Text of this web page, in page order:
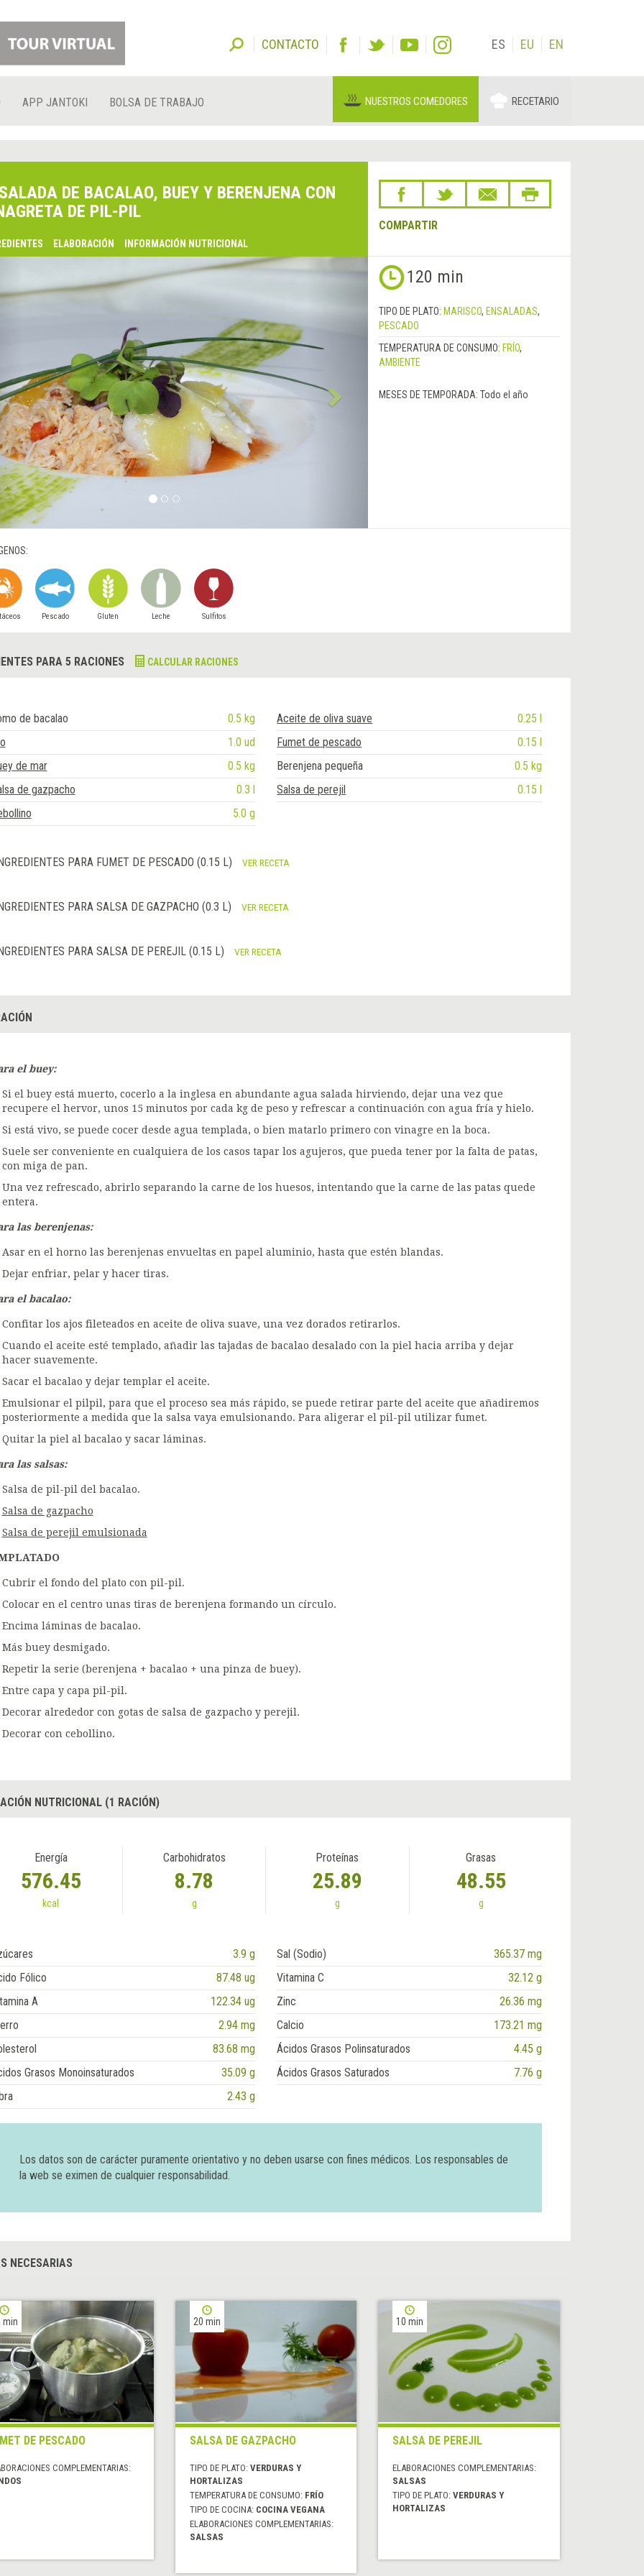
CONTACTO ES EU EN
APP JANTOKI BOLSA DE TRABAJO NUESTROS COMEDORES RECETARIO
DE BACALAO, BUEY Y BERENJENA CON
DE PIL-PIL
ELABORACIÓN INFORMACIÓN NUTRICIONAL
COMPARTIR
Anterior
Siguiente
&rsaquo; 120 min
TIPO DE PLATO: MARISCO, ENSALADAS,
PESCADO
TEMPERATURA DE CONSUMO: FRÍO,
AMBIENTE
MESES DE TEMPORADA: Todo el año
Pescado Gluten Leche Sulfitos
PARA 5 RACIONES CALCULAR RACIONES
de bacalao 0.5 kg Aceite de oliva suave
0.25 l
1.0 ud Fumet de pescado
0.15 l
de mar
0.5 kg Berenjena pequeña
0.5 kg
de gazpacho
0.3 l Salsa de perejil
0.15 l
5.0 g
INGREDIENTES PARA FUMET DE PESCADO (0.15 L) VER RECETA
INGREDIENTES PARA SALSA DE GAZPACHO (0.3 L) VER RECETA
INGREDIENTES PARA SALSA DE PEREJIL (0.15 L) VER RECETA
el buey:
Si el buey está muerto, cocerlo a la inglesa en abundante agua salada hirviendo, dejar una vez que
recupere el hervor, unos 15 minutos por cada kg de peso y refrescar a continuación con agua fría y hielo.
Si está vivo, se puede cocer desde agua templada, o bien matarlo primero con vinagre en la boca.
Suele ser conveniente en cualquiera de los casos tapar los agujeros, que pueda tener por la falta de patas,
con miga de pan.
Una vez refrescado, abrirlo separando la carne de los huesos, intentando que la carne de las patas quede
entera.
las berenjenas:
Asar en el horno las berenjenas envueltas en papel aluminio, hasta que estén blandas.
Dejar enfriar, pelar y hacer tiras.
el bacalao:
Confitar los ajos fileteados en aceite de oliva suave, una vez dorados retirarlos.
Cuando el aceite esté templado, añadir las tajadas de bacalao desalado con la piel hacia arriba y dejar
hacer suavemente.
Sacar el bacalao y dejar templar el aceite.
Emulsionar el pilpil, para que el proceso sea más rápido, se puede retirar parte del aceite que añadiremos
posteriormente a medida que la salsa vaya emulsionando. Para aligerar el pil-pil utilizar fumet.
Quitar la piel al bacalao y sacar láminas.
las salsas:
Salsa de pil-pil del bacalao.
Salsa de gazpacho
Salsa de perejil emulsionada
Cubrir el fondo del plato con pil-pil.
Colocar en el centro unas tiras de berenjena formando un círculo.
Encima láminas de bacalao.
Más buey desmigado.
Repetir la serie (berenjena + bacalao + una pinza de buey).
Entre capa y capa pil-pil.
Decorar alrededor con gotas de salsa de gazpacho y perejil.
Decorar con cebollino.
NUTRICIONAL (1 RACIÓN)
Energía
576.45
kcal
Carbohidratos
8.78
g
Proteínas
25.89
g
Grasas
48.55
g
3.9 g Sal (Sodio)
365.37 mg
Fólico
87.48 ug Vitamina C
32.12 g
A
122.34 ug Zinc
26.36 mg
2.94 mg Calcio
173.21 mg
83.68 mg Ácidos Grasos Polinsaturados
4.45 g
Grasos Monoinsaturados
35.09 g Ácidos Grasos Saturados
7.76 g
2.43 g
Los datos son de carácter puramente orientativo y no deben usarse con fines médicos. Los responsables de
la web se eximen de cualquier responsabilidad.
NECESARIAS
min
DE PESCADO
COMPLEMENTARIAS:
20 min
SALSA DE GAZPACHO
TIPO DE PLATO: VERDURAS Y
HORTALIZAS
TEMPERATURA DE CONSUMO: FRÍO
TIPO DE COCINA: COCINA VEGANA
ELABORACIONES COMPLEMENTARIAS:
SALSAS
10 min
SALSA DE PEREJIL
ELABORACIONES COMPLEMENTARIAS:
SALSAS
TIPO DE PLATO:VERDURAS Y
HORTALIZAS